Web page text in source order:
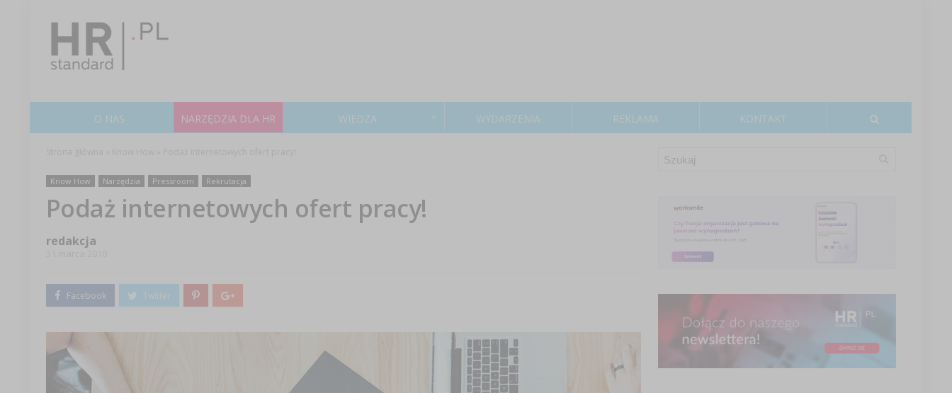
O NAS NARZĘDZIA DLA HR WIEDZA WYDARZENIA REKLAMA KONTAKT
Know How Narzędzia Pressroom Rekrutacja
Podaż internetowych ofert pracy!
redakcja